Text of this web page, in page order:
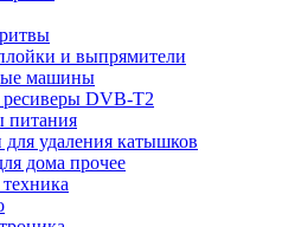
и выпрямители
машины
DVB-T2
питания
удаления катышков
дома прочее